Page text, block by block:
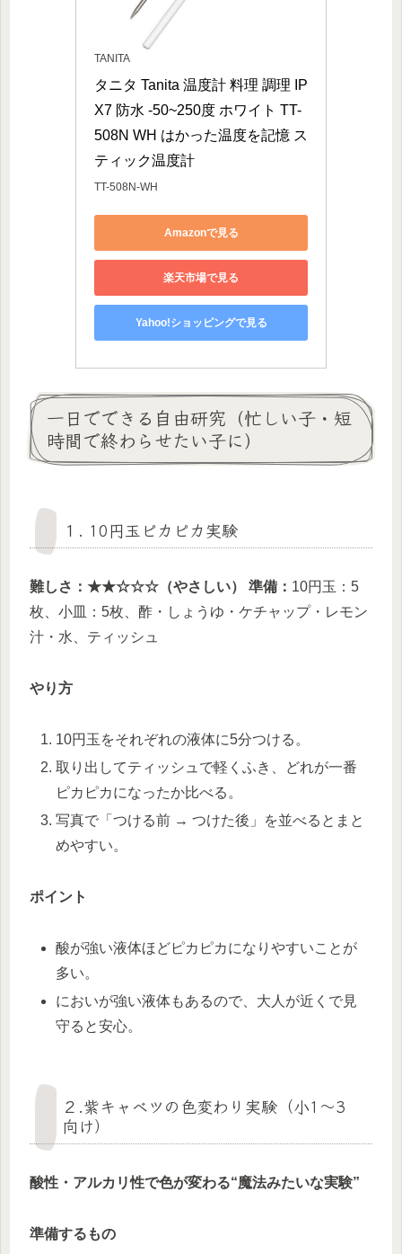
TANITA
タニタ Tanita 温度計 料理 調理 IP
X7 防水 -50~250度 ホワイト TT-
508N WH はかった温度を記憶 ス
ティック温度計
TT-508N-WH
Amazonで見る
楽天市場で見る
Yahoo!ショッピングで見る
一日でできる自由研究（忙しい子・短
時間で終わらせたい子に）
１. 10円玉ピカピカ実験
難しさ：★★☆☆☆（やさしい） 準備： 10円玉：5
枚、小皿：5枚、酢・しょうゆ・ケチャップ・レモン
汁・水、ティッシュ
やり方
10円玉をそれぞれの液体に5分つける。
取り出してティッシュで軽くふき、どれが一番
ピカピカになったか比べる。
写真で「つける前 → つけた後」を並べるとまと
めやすい。
ポイント
酸が強い液体ほどピカピカになりやすいことが
多い。
においが強い液体もあるので、大人が近くで見
守ると安心。
２.紫キャベツの色変わり実験（小1〜3
向け）
酸性・アルカリ性で色が変わる“魔法みたいな実験”
準備するもの